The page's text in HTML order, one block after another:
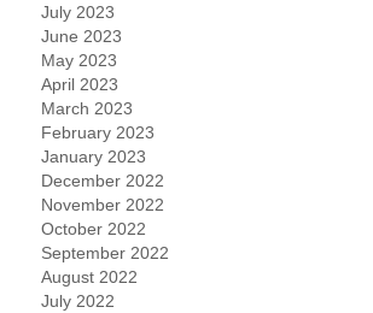
July 2023
June 2023
May 2023
April 2023
March 2023
February 2023
January 2023
December 2022
November 2022
October 2022
September 2022
August 2022
July 2022